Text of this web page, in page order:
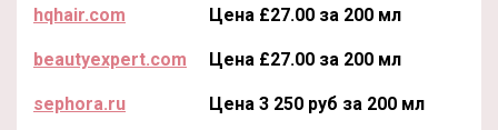
hqhair.com Цена £27.00 за 200 мл
beautyexpert.com Цена £27.00 за 200 мл
sephora.ru Цена 3 250 руб за 200 мл